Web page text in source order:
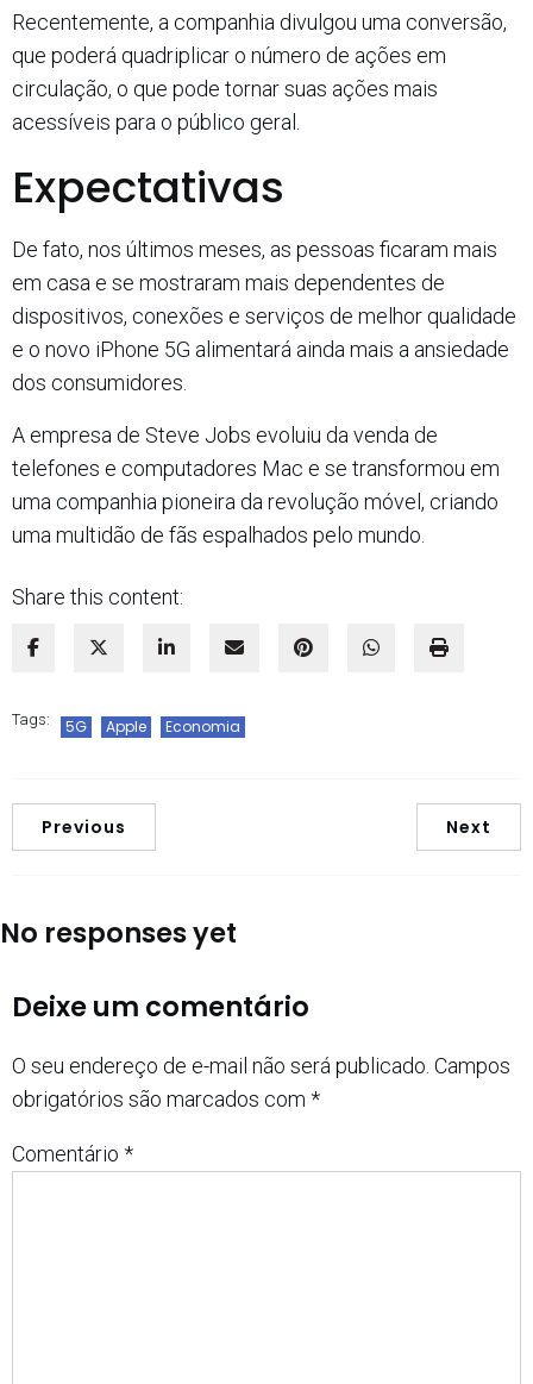
Recentemente, a companhia divulgou uma conversão,
que poderá quadriplicar o número de ações em
circulação, o que pode tornar suas ações mais
acessíveis para o público geral.
Expectativas
De fato, nos últimos meses, as pessoas ficaram mais
em casa e se mostraram mais dependentes de
dispositivos, conexões e serviços de melhor qualidade
e o novo iPhone 5G alimentará ainda mais a ansiedade
dos consumidores.
A empresa de Steve Jobs evoluiu da venda de
telefones e computadores Mac e se transformou em
uma companhia pioneira da revolução móvel, criando
uma multidão de fãs espalhados pelo mundo.
Share this content:
Tags: 5G Apple Economia
Previous Next
No responses yet
Deixe um comentário
O seu endereço de e-mail não será publicado. Campos
obrigatórios são marcados com *
Comentário *